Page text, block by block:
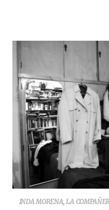
INDA MORENA, LA